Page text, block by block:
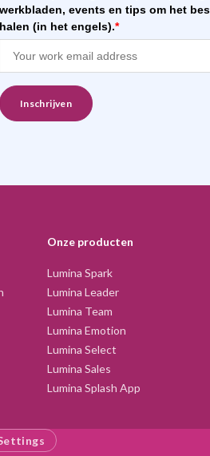
werkbladen, events en tips om het
halen (in het engels).*
Onze producten
Lumina Spark
Lumina Leader
Lumina Team
Lumina Emotion
Lumina Select
Lumina Sales
Lumina Splash App